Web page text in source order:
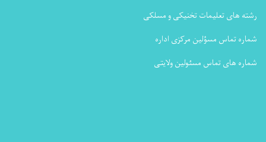
رشته های تعلیمات تخنیکی و مسلکی
شماره تماس مسؤلین مرکزی اداره
شماره های تماس مسئولین ولایتی